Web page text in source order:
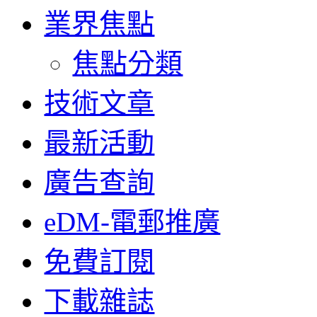
業界焦點
焦點分類
技術文章
最新活動
廣告查詢
eDM-電郵推廣
免費訂閱
下載雜誌